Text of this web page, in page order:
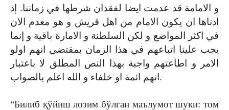
و الامامة قد عدمت ايضا لفقدان شرطها في زماننا. إذ
ادناها ان يكون الامام من اهل قريش و هو معدم الان
في اكثر المواضع و لكن السلطنة و الامارة باقية و إنما
يجب علينا اتباعهم في هذا الزمان بمقتضي انهم اولو
الامر و اطاعتهم واجبة بهذا النص المطلق لا باعتبار
انهم ائمة او خلفاء و الله اعلم بالصواب.
“Билиб қўйиш лозим бўлган маълумот шуки: том